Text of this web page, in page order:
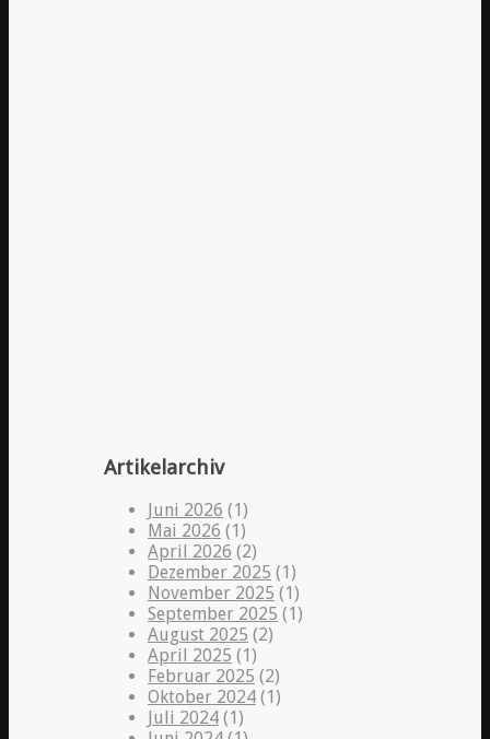
Artikelarchiv
Juni 2026 (1)
Mai 2026 (1)
April 2026 (2)
Dezember 2025 (1)
November 2025 (1)
September 2025 (1)
August 2025 (2)
April 2025 (1)
Februar 2025 (2)
Oktober 2024 (1)
Juli 2024 (1)